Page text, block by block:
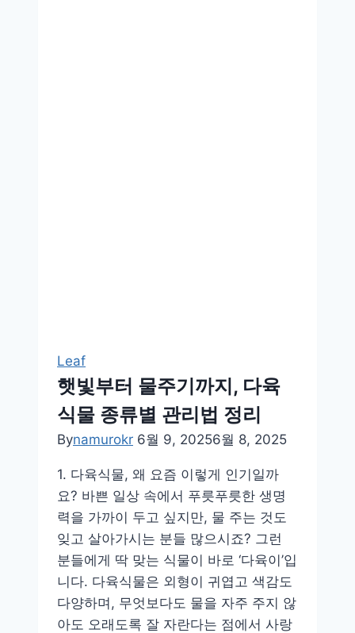
Leaf
햇빛부터 물주기까지, 다육
식물 종류별 관리법 정리
Bynamurokr 6월 9, 20256월 8, 2025
1. 다육식물, 왜 요즘 이렇게 인기일까
요? 바쁜 일상 속에서 푸릇푸릇한 생명
력을 가까이 두고 싶지만, 물 주는 것도
잊고 살아가시는 분들 많으시죠? 그런
분들에게 딱 맞는 식물이 바로 ‘다육이’입
니다. 다육식물은 외형이 귀엽고 색감도
다양하며, 무엇보다도 물을 자주 주지 않
아도 오래도록 잘 자란다는 점에서 사랑